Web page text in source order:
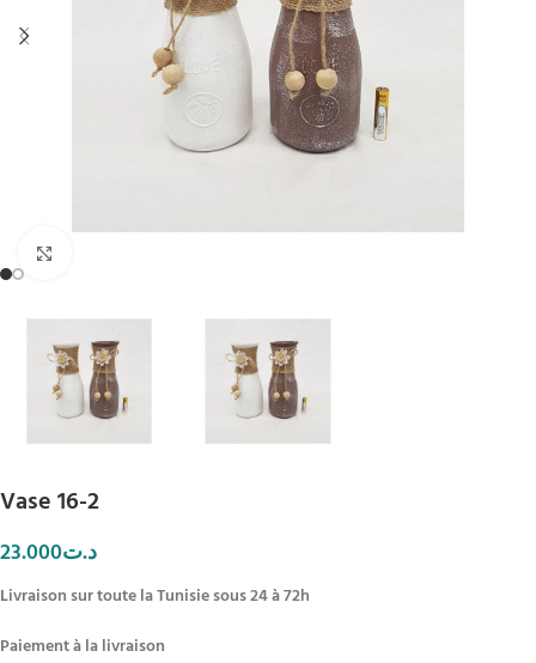
Vase 16-2
د.ت23.000
Livraison sur toute la Tunisie sous 24 à 72h
Paiement à la livraison